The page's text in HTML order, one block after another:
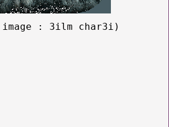
image : 3ilm char3i)